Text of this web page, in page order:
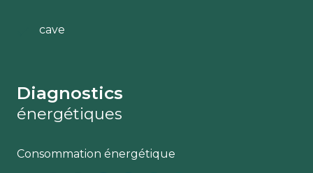
cave
Diagnostics
énergétiques
Consommation énergétique